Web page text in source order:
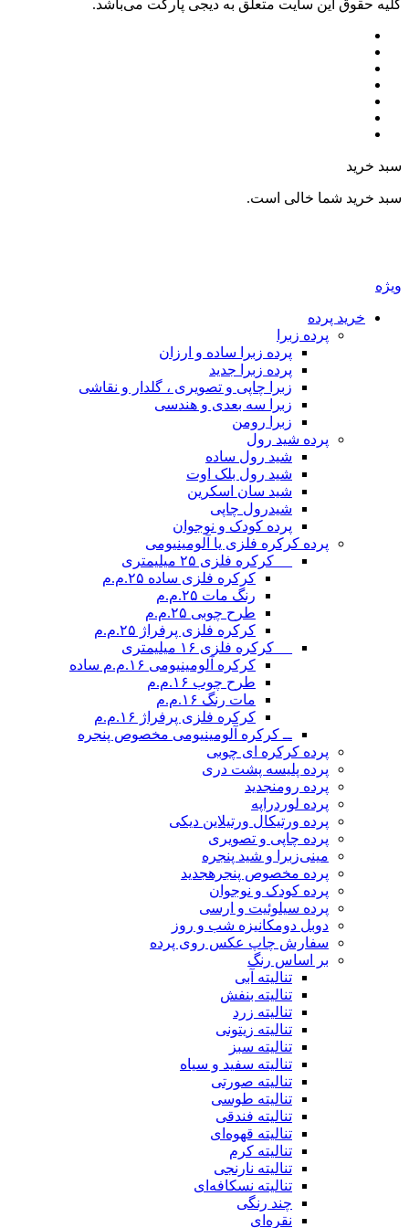
سايت متعلق به دیجی پارکت می‌باشد.
خالی است.
پرده زبرا ساده و ارزان
پرده زبرا جدید
زبرا چاپی و تصویری ، گلدار و نقاشی
زبرا سه بعدی و هندسی
پرده شید رول
شید رول ساده
شید رول بلک اوت
شید سان اسکرین
شیدرول چاپی
پرده کودک و نوجوان
پرده کرکره فلزی یا آلومینیومی
__ کرکره فلزی ۲۵ میلیمتری
کرکره فلزی ساده ۲۵.م.م
طرح چوبی ۲۵.م.م
کرکره فلزی پرفراژ ۲۵.م.م
__ کرکره فلزی ۱۶ میلیمتری
کرکره آلومینیومی ۱۶.م.م ساده
طرح چوب ۱۶.م.م
کرکره فلزی پرفراژ ۱۶.م.م
ــ کرکره آلومینیومی مخصوص پنجره
پرده کرکره ای چوبی
پرده پلیسه پشت دری
جدید
پرده لوردراپه
پرده ورتیکال ورتیلاین دیکی
پرده چاپی و تصویری
مینی‌زبرا و شید پنجره
پرده مخصوص پنجرهجدید
پرده کودک و نوجوان
پرده سیلوئیت و ارسی
دوبل دومکانیزه شب و روز
سفارش چاپ عکس روی پرده
بر اساس رنگ
تنالیته بنفش
تنالیته زیتونی
تنالیته سفید و سیاه
تنالیته صورتی
تنالیته طوسی
تنالیته فندقی
تنالیته قهوه‌ای
تنالیته نارنجی
تنالیته نسکافه‌ای